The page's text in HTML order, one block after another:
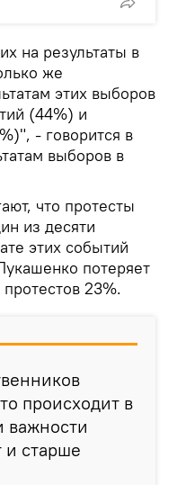
на результаты в
же
этих выборов
(44%) и
- говорится в
выборов в
что протесты
из десяти
этих событий
потеряет
23%.
происходит в
важности
старше